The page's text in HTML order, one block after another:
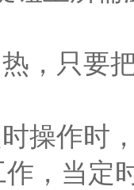
只要把
作时，
，当定